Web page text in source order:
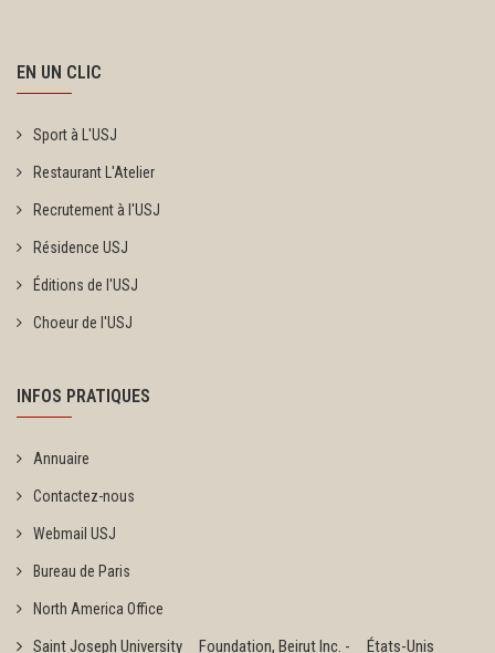
EN UN CLIC
Sport à L'USJ
Restaurant L'Atelier
Recrutement à l'USJ
Résidence USJ
Éditions de l'USJ
Choeur de l'USJ
INFOS PRATIQUES
Annuaire
Contactez-nous
Webmail USJ
Bureau de Paris
North America Office
Saint Joseph University Foundation, Beirut Inc. - États-Unis